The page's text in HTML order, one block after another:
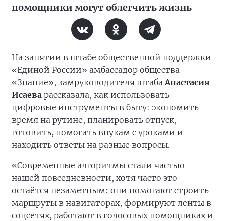
помощники могут облегчить жизнь
На занятии в штабе общественной поддержки
«Единой России» амбассадор общества
«Знание», замруководителя штабаАнастасия
Исаева рассказала, как использовать
цифровые инструменты в быту: экономить
время на рутине, планировать отпуск,
готовить, помогать внукам с уроками и
находить ответы на разные вопросы.
«Современные алгоритмы стали частью
нашей повседневности, хотя часто это
остаётся незаметным: они помогают строить
маршруты в навигаторах, формируют ленты в
соцсетях, работают в голосовых помощниках и